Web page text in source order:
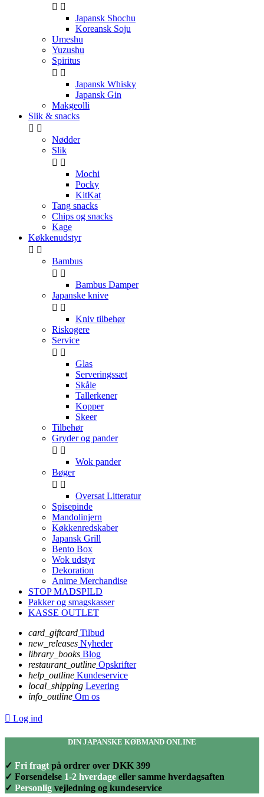
 
Japansk Shochu
Koreansk Soju
Umeshu
Yuzushu
Spiritus
 
Japansk Whisky
Japansk Gin
Makgeolli
Slik & snacks
 
Nødder
Slik
 
Mochi
Pocky
KitKat
Tang snacks
Chips og snacks
Kage
Køkkenudstyr
 
Bambus
 
Bambus Damper
Japanske knive
 
Kniv tilbehør
Riskogere
Service
 
Glas
Serveringssæt
Skåle
Tallerkener
Kopper
Skeer
Tilbehør
Gryder og pander
 
Wok pander
Bøger
 
Oversat Litteratur
Spisepinde
Mandolinjern
Køkkenredskaber
Japansk Grill
Bento Box
Wok udstyr
Dekoration
Anime Merchandise
STOP MADSPILD
Pakker og smagskasser
KASSE OUTLET
card_giftcard Tilbud
new_releases Nyheder
library_books Blog
restaurant_outline Opskrifter
help_outline Kundeservice
local_shipping Levering
info_outline Om os
 Log ind
DIN JAPANSKE KØBMAND ONLINE
✓ Fri fragt på ordrer over DKK 399
✓ Forsendelse 1-2 hverdage eller samme hverdagsaften
✓ Personlig vejledning og kundeservice